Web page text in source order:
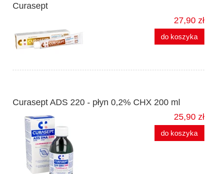
Curasept
27,90 zł
do koszyka
Curasept ADS 220 - płyn 0,2% CHX 200 ml
25,90 zł
do koszyka